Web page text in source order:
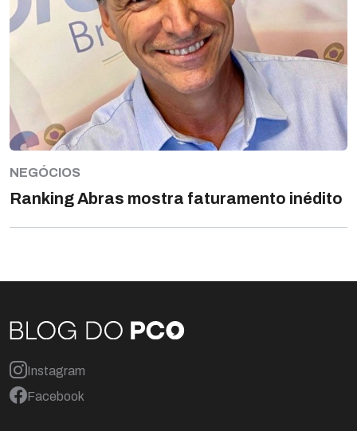
NEGÓCIOS
Ranking Abras mostra faturamento inédito
Instagram
Facebook